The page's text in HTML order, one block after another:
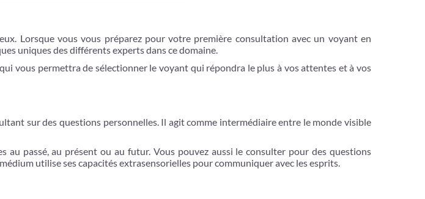
Lorsque vous vous préparez pour votre première consultation avec un voyant en
uniques des différents experts dans ce domaine.
vous permettra de sélectionner le voyant qui répondra le plus à vos attentes et à vos
sur des questions personnelles. Il agit comme intermédiaire entre le monde visible
passé, au présent ou au futur. Vous pouvez aussi le consulter pour des questions
utilise ses capacités extrasensorielles pour communiquer avec les esprits.